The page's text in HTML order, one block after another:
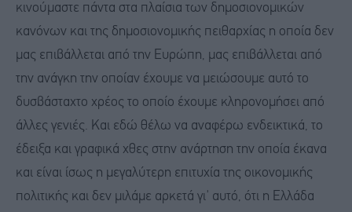
κινούμαστε πάντα στα πλαίσια των δημοσιονομικών
κανόνων και της δημοσιονομικής πειθαρχίας η οποία δεν
μας επιβάλλεται από την Ευρώπη, μας επιβάλλεται από
την ανάγκη την οποίαν έχουμε να μειώσουμε αυτό το
δυσβάσταχτο χρέος το οποίο έχουμε κληρονομήσει από
άλλες γενιές. Και εδώ θέλω να αναφέρω ενδεικτικά, το
έδειξα και γραφικά χθες στην ανάρτηση την οποία έκανα
και είναι ίσως η μεγαλύτερη επιτυχία της οικονομικής
πολιτικής και δεν μιλάμε αρκετά γι' αυτό, ότι η Ελλάδα